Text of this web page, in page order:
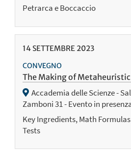
Petrarca e Boccaccio
14 SETTEMBRE 2023
CONVEGNO
The Making of
Accademia delle Scienze -
Zamboni 31 - Evento in
Key Ingredients, Math
Tests